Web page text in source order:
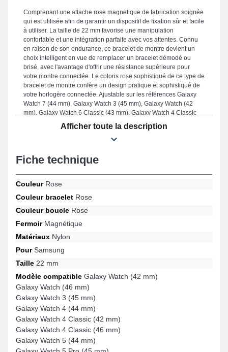
Comprenant une attache rose magnetique de fabrication soignée
qui est utilisée afin de garantir un dispositif de fixation sûr et facile
à utiliser. La taille de 22 mm favorise une manipulation
confortable et une intégration parfaite avec vos attentes. Connu
en raison de son endurance, ce bracelet de montre devient un
choix intelligent en vue de remplacer un bracelet démodé ou
brisé, avec l'avantage d'offrir une résistance supérieure pour
votre montre connectée. Le coloris rose sophistiqué de ce type de
bracelet de montre confère un design pratique et sophistiqué de
votre horlogère connectée. Ajustable sur les références Galaxy
Watch 7 (44 mm), Galaxy Watch 3 (45 mm), Galaxy Watch (42
mm), Galaxy Watch 6 Classic (43 mm), Galaxy Watch 4 Classic
(42 mm), Galaxy Watch Active 2 (44 mm) par exemple de la
marque Samsung, ce style de bracelet de montre sportif a une
boucle magnetique robuste. Pensé pour se marier idéalement sur
combine qualité de fabrication et praticité afin d'assurer une
expérience utilisateur supérieure.
Afficher toute la description
Fiche technique
CouleurRose
Couleur bracelet Rose
Couleur boucle Rose
FermoirMagnétique
Matériaux Nylon
PourSamsung
Taille 22 mm
Modèle compatible Galaxy Watch (42 mm)
Galaxy Watch (46 mm)
Galaxy Watch 3 (45 mm)
Galaxy Watch 4 (44 mm)
Galaxy Watch 4 Classic (42 mm)
Galaxy Watch 4 Classic (46 mm)
Galaxy Watch 5 (44 mm)